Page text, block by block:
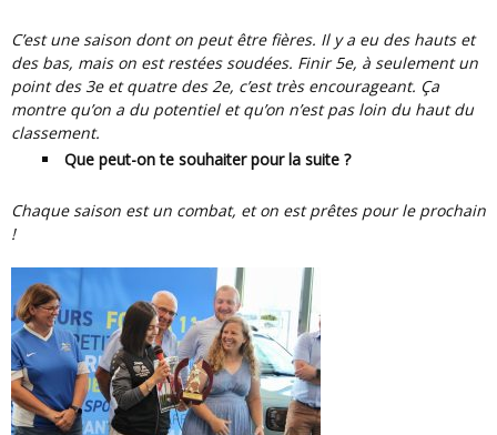
C’est une saison dont on peut être fières. Il y a eu des hauts et
des bas, mais on est restées soudées. Finir 5e, à seulement un
point des 3e et quatre des 2e, c’est très encourageant. Ça
montre qu’on a du potentiel et qu’on n’est pas loin du haut du
classement.
Que peut-on te souhaiter pour la suite ?
Chaque saison est un combat, et on est prêtes pour le prochain
!